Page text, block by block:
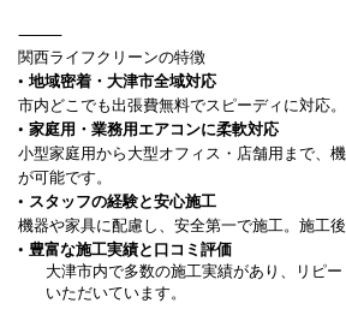
⸻
関西ライフクリーンの特徴
• 地域密着・大津市全域対応
市内どこでも出張費無料でスピーディに対応。
• 家庭用・業務用エアコンに柔軟対応
小型家庭用から大型オフィス・店舗用まで、
が可能です。
• スタッフの経験と安心施工
機器や家具に配慮し、安全第一で施工。施工
• 豊富な施工実績と口コミ評価
大津市内で多数の施工実績があり、リピ
いただいています。